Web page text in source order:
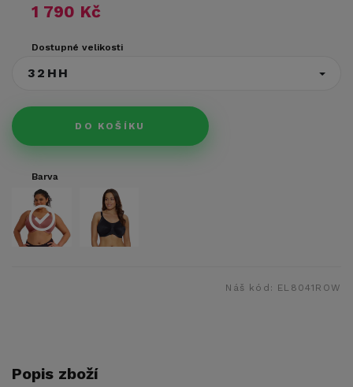
1 790 Kč
Dostupné velikosti
32HH
DO KOŠÍKU
Barva
Náš kód: EL8041ROW
Popis zboží